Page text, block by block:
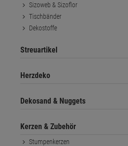
Sizoweb & Sizoflor
Tischbänder
Dekostoffe
Streuartikel
Herzdeko
Dekosand & Nuggets
Kerzen & Zubehör
Stumpenkerzen